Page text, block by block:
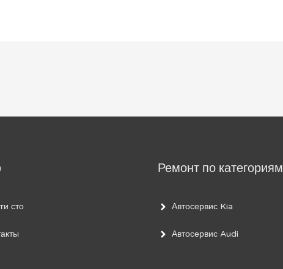
сто
Ремонт по категориям
Автосервис Kia
Автосервис Audi